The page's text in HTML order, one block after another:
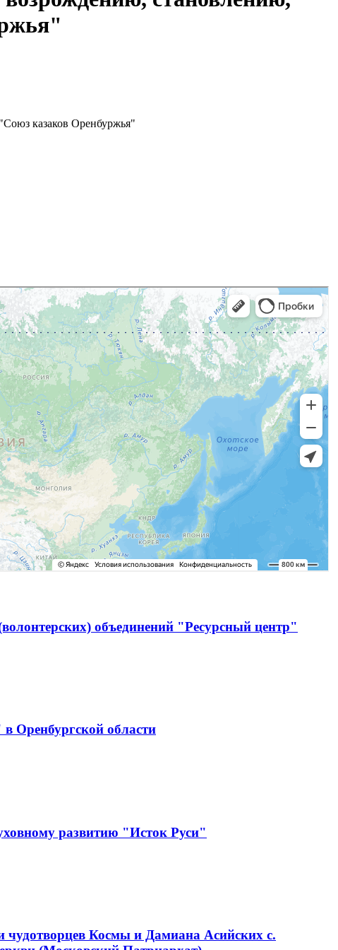
казаков Оренбуржья"
объединений "Ресурсный центр"
Оренбургской области
развитию "Исток Руси"
чудотворцев Космы и Дамиана Асийских с.